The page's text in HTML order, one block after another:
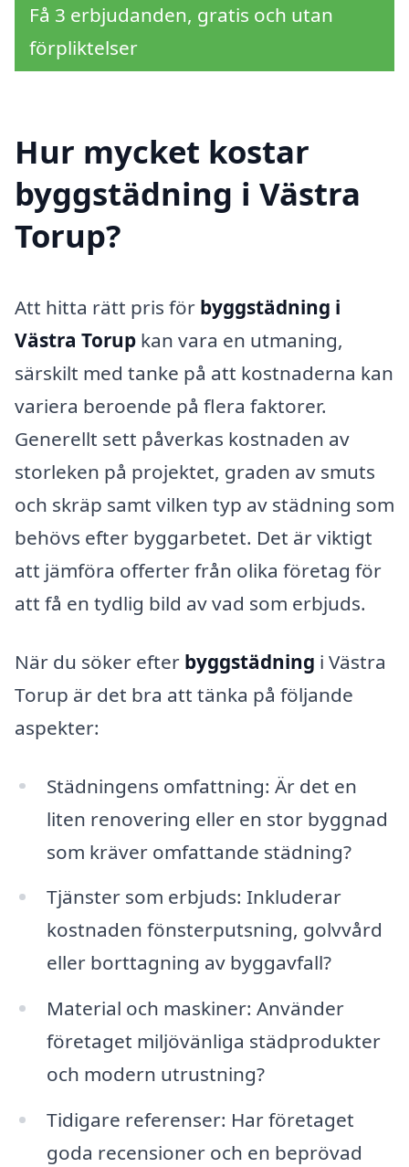
Få 3 erbjudanden, gratis och utan
förpliktelser
Hur mycket kostar
byggstädning i Västra
Torup?
Att hitta rätt pris för byggstädning i
Västra Torup kan vara en utmaning,
särskilt med tanke på att kostnaderna kan
variera beroende på flera faktorer.
Generellt sett påverkas kostnaden av
storleken på projektet, graden av smuts
och skräp samt vilken typ av städning som
behövs efter byggarbetet. Det är viktigt
att jämföra offerter från olika företag för
att få en tydlig bild av vad som erbjuds.
När du söker efter byggstädning i Västra
Torup är det bra att tänka på följande
aspekter:
Städningens omfattning: Är det en
liten renovering eller en stor byggnad
som kräver omfattande städning?
Tjänster som erbjuds: Inkluderar
kostnaden fönsterputsning, golvvård
eller borttagning av byggavfall?
Material och maskiner: Använder
företaget miljövänliga städprodukter
och modern utrustning?
Tidigare referenser: Har företaget
goda recensioner och en beprövad